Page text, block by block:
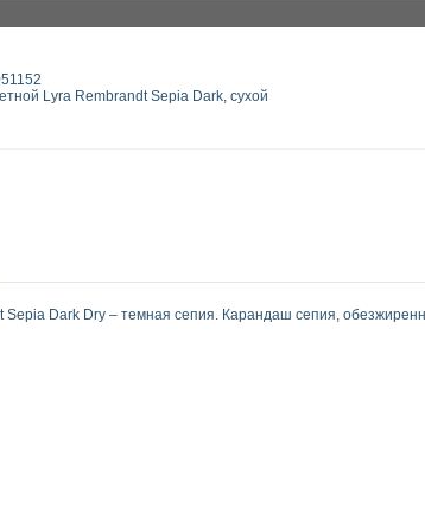
Lyra Rembrandt Sepia Dark, сухой
Dark Dry – темная сепия. Карандаш сепия,